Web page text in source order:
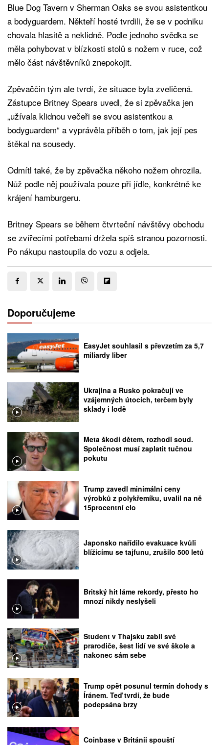
Blue Dog Tavern v Sherman Oaks se svou asistentkou
a bodyguardem. Někteří hosté tvrdili, že se v podniku
chovala hlasitě a neklidně. Podle jednoho svědka se
měla pohybovat v blízkosti stolů s nožem v ruce, což
mělo část návštěvníků znepokojit.
Zpěvaččin tým ale tvrdí, že situace byla zveličená.
Zástupce Britney Spears uvedl, že si zpěvačka jen
„užívala klidnou večeři se svou asistentkou a
bodyguardem“ a vyprávěla příběh o tom, jak její pes
štěkal na sousedy.
Odmítl také, že by zpěvačka někoho nožem ohrozila.
Nůž podle něj používala pouze při jídle, konkrétně ke
krájení hamburgeru.
Britney Spears se během čtvrteční návštěvy obchodu
se zvířecími potřebami držela spíš stranou pozornosti.
Po nákupu nastoupila do vozu a odjela.
Doporučujeme
EasyJet souhlasil s převzetím za 5,7
miliardy liber
Ukrajina a Rusko pokračují ve
vzájemných útocích, terčem byly
sklady i lodě
Meta škodí dětem, rozhodl soud.
Společnost musí zaplatit tučnou
pokutu
Trump zavedl minimální ceny
výrobků z polykřemíku, uvalil na ně
15procentní clo
Japonsko nařídilo evakuace kvůli
blížícímu se tajfunu, zrušilo 500 letů
Britský hit láme rekordy, přesto ho
mnozí nikdy neslyšeli
Student v Thajsku zabil své
prarodiče, šest lidí ve své škole a
nakonec sám sebe
Trump opět posunul termín dohody s
Íránem. Teď tvrdí, že bude
podepsána brzy
Coinbase v Británii spouští